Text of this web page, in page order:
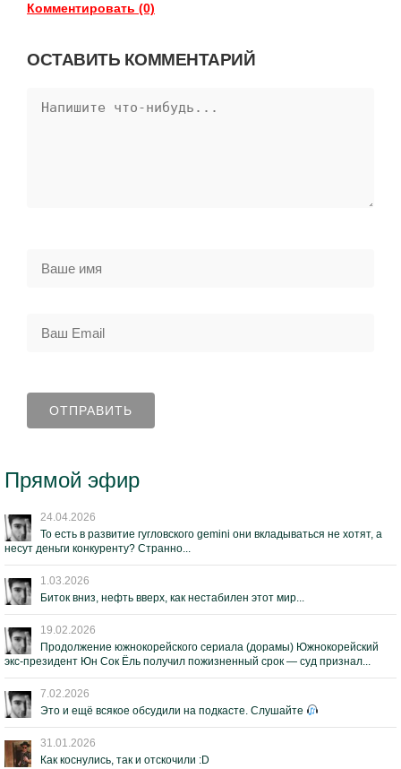
Комментировать (0)
ОСТАВИТЬ КОММЕНТАРИЙ
Прямой эфир
24.04.2026
То есть в развитие гугловского gemini они вкладываться не хотят, а
несут деньги конкуренту? Странно...
1.03.2026
Биток вниз, нефть вверх, как нестабилен этот мир...
19.02.2026
Продолжение южнокорейского сериала (дорамы) Южнокорейский
экс-президент Юн Сок Ёль получил пожизненный срок — суд признал...
7.02.2026
Это и ещё всякое обсудили на подкасте. Слушайте
31.01.2026
Как коснулись, так и отскочили :D